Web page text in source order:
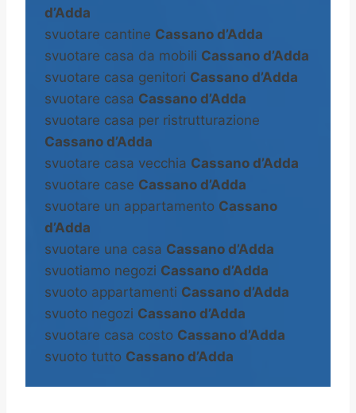
d’Adda
svuotare cantine Cassano d’Adda
svuotare casa da mobili Cassano d’Adda
svuotare casa genitori Cassano d’Adda
svuotare casa Cassano d’Adda
svuotare casa per ristrutturazione
Cassano d’Adda
svuotare casa vecchia Cassano d’Adda
svuotare case Cassano d’Adda
svuotare un appartamento Cassano
d’Adda
svuotare una casa Cassano d’Adda
svuotiamo negozi Cassano d’Adda
svuoto appartamenti Cassano d’Adda
svuoto negozi Cassano d’Adda
svuotare casa costo Cassano d’Adda
svuoto tutto Cassano d’Adda